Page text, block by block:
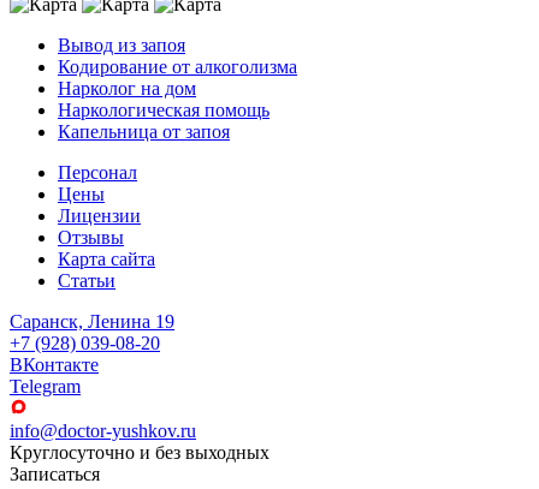
Вывод из запоя
Кодирование от алкоголизма
Нарколог на дом
Наркологическая помощь
Капельница от запоя
Персонал
Цены
Лицензии
Отзывы
Карта сайта
Статьи
Саранск, Ленина 19
+7 (928) 039-08-20
ВКонтакте
Telegram
info@doctor-yushkov.ru
Круглосуточно и без выходных
Записаться